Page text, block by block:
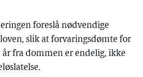
foreslå nødvendige
slik at forvaringsdømte for
fra dommen er endelig, ikke